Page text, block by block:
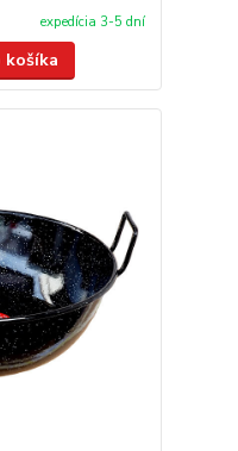
expedícia 3-5 dní
košíka